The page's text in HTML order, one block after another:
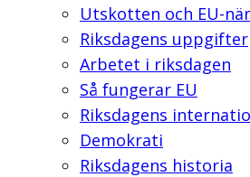
Utskotten och EU-
Riksdagens uppgifter
Arbetet i riksdagen
Så fungerar EU
Riksdagens
Demokrati
Riksdagens historia